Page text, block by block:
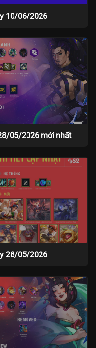
10/06/2026
05/2026 mới nhất
28/05/2026